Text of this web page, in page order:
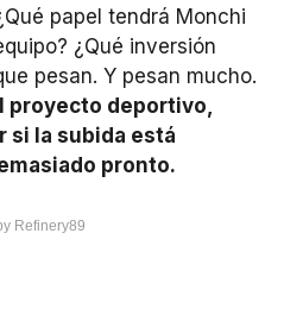
papel tendrá Monchi
¿Qué inversión
pesan. Y pesan mucho.
proyecto deportivo,
si la subida está
pronto.
Refinery89